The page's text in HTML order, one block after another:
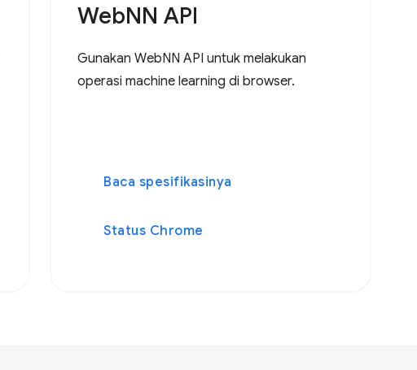
WebNN API
Gunakan WebNN API untuk melakukan
operasi machine learning di browser.
Baca spesifikasinya
Status Chrome